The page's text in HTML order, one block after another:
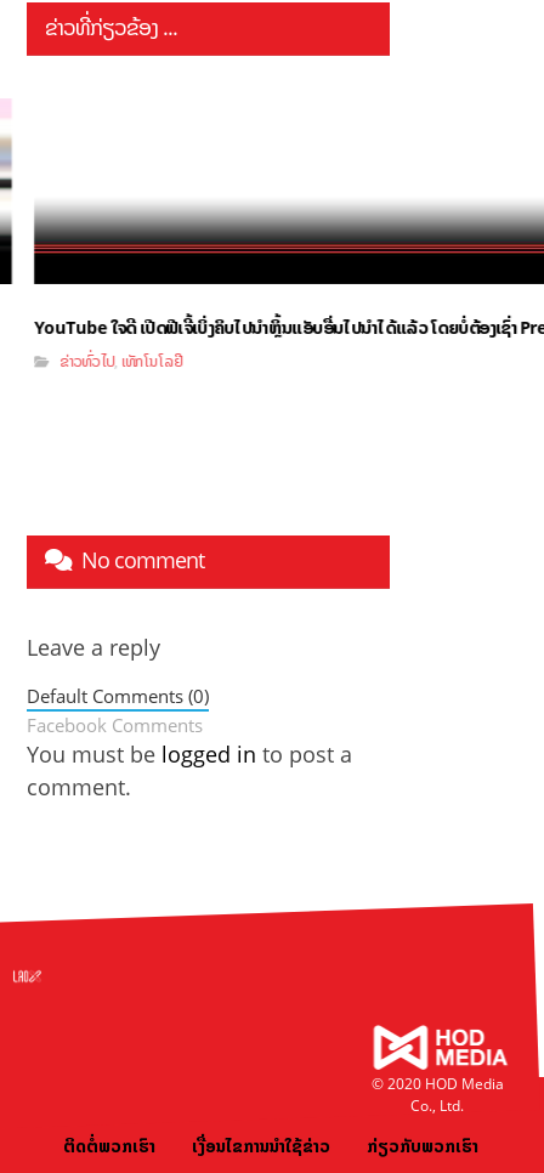
ຂ່າວທີ່ກ່ຽວຂ້ອງ ...
YouTube ໃຈດີ ເປີດຟີເຈີ້ເບິ່ງຄິບໄປນຳຫຼິ້ນແອັບອື່ນໄປນຳໄດ້ແລ້ວ ໂດຍບໍ່ຕ້ອງເຊົ່າ
ຂ່າວທົ່ວໄປ, ເທັກໂນໂລຢີ
No comment
Leave a reply
Default Comments (0)
Facebook Comments
You must be logged in to post a
comment.
© 2020 HOD Media
Co., Ltd.
ຕິດຕໍ່ພວກເຮົາ ເງື່ອນໄຂການນຳໃຊ້ຂ່າວ ກ່ຽວກັບພວກເຮົາ